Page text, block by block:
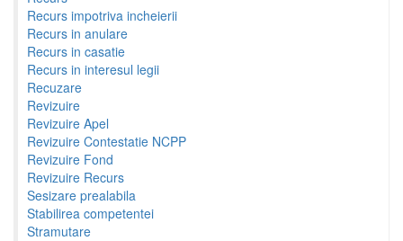
Recurs impotriva incheierii
Recurs in anulare
Recurs in casatie
Recurs in interesul legii
Recuzare
Revizuire
Revizuire Apel
Revizuire Contestatie NCPP
Revizuire Fond
Revizuire Recurs
Sesizare prealabila
Stabilirea competentei
Stramutare